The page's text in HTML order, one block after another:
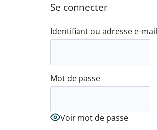
Se connecter
Identifiant ou adresse e-mail
Mot de passe
Voir mot de passe